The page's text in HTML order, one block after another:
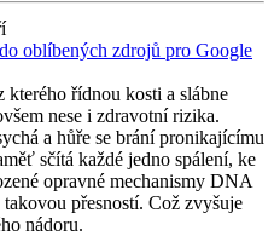
oblíbených zdrojů pro Google
kterého řídnou kosti a slábne
nese i zdravotní rizika.
a hůře se brání pronikajícímu
sčítá každé jedno spálení, ke
opravné mechanismy DNA
přesností. Což zvyšuje
nádoru.